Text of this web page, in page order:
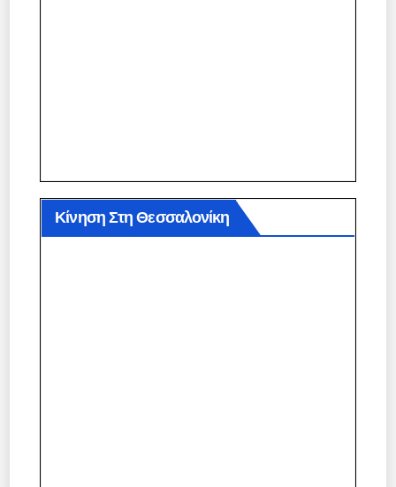
Κίνηση Στη Θεσσαλονίκη